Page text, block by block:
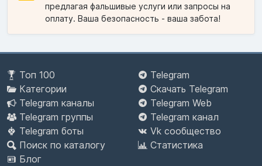
предлагая фальшивые услуги или запросы на
оплату. Ваша безопасность - ваша забота!
Топ 100
Категории
Telegram каналы
Telegram группы
Telegram боты
Поиск по каталогу
Блог
Telegram
Скачать Telegram
Telegram Web
Telegram канал
Vk сообщество
Статистика